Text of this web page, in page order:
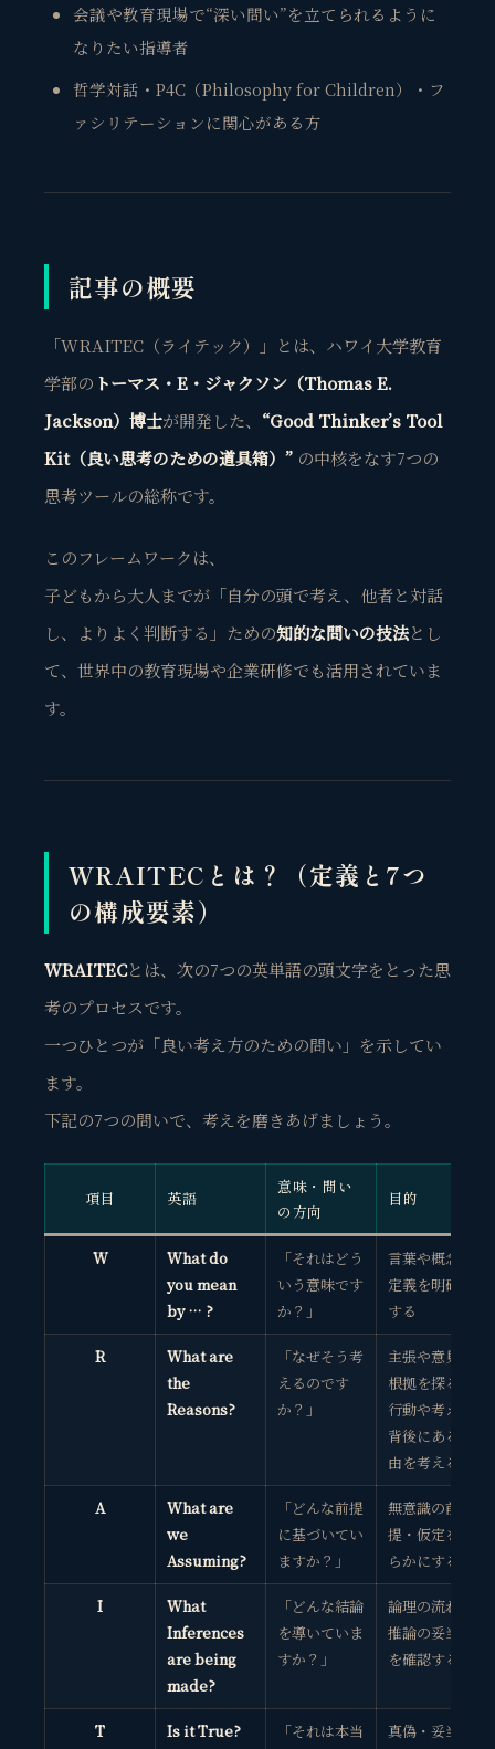
会議や教育現場で“深い問い”を立てられるように
なりたい指導者
哲学対話・P4C（Philosophy for Children）・フ
ァシリテーションに関心がある方
記事の概要
「WRAITEC（ライテック）」とは、ハワイ大学教育
学部の トーマス・E・ジャクソン（Thomas E.
Jackson）博士が開発した、 “Good Thinker’s Tool
Kit（良い思考のための道具箱） ” の中核をなす7つの
思考ツールの総称です。
このフレームワークは、
子どもから大人までが「自分の頭で考え、他者と対話
し、よりよく判断する」ための知的な問いの技法とし
て、世界中の教育現場や企業研修でも活用されていま
す。
WRAITECとは？（定義と7つ
の構成要素）
WRAITECとは、次の7つの英単語の頭文字をとった思
考のプロセスです。
一つひとつが「良い考え方のための問い」を示してい
ます。
下記の7つの問いで、考えを磨きあげましょう。
項目 英語
意味・問い
の方向
目的
W
What do
you mean
by … ?
「それはどう
いう意味です
か？」
言葉や概念の
定義を明確に
する
R
What are
the
Reasons?
「なぜそう考
えるのです
か？」
主張や意見の
根拠を探る
行動や考えの
背後にある理
由を考える
A
What are
we
Assuming?
「どんな前提
に基づいてい
ますか？」
無意識の前
提・仮定を明
らかにする
I
What
Inferences
are being
made?
「どんな結論
を導いていま
すか？」
論理の流れと
推論の妥当性
を確認する
T
Is it True?
「それは本当
真偽・妥当